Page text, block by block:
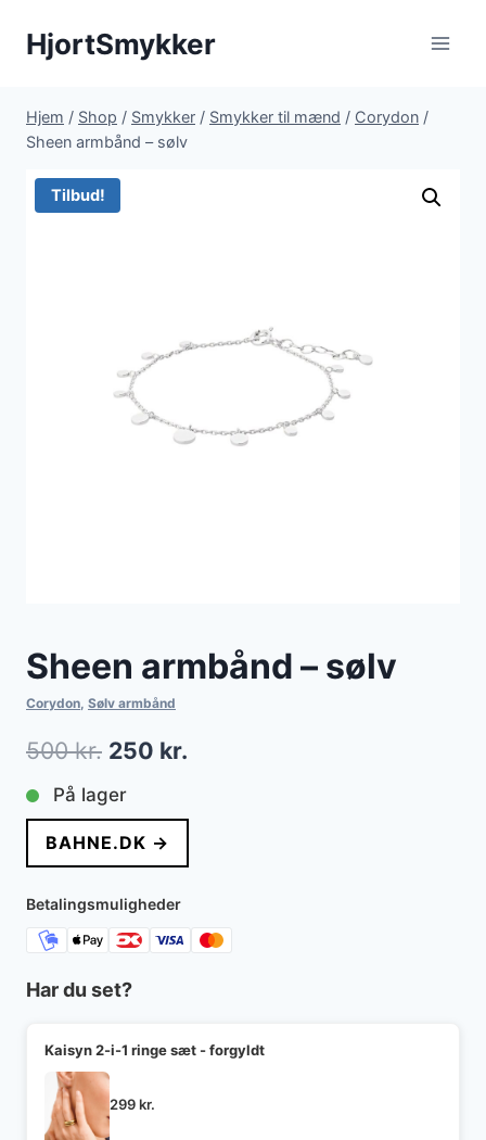
HjortSmykker
Hjem / Shop / Smykker / Smykker til mænd / Corydon /
Sheen armbånd – sølv
Tilbud!
Sheen armbånd – sølv
Corydon, Sølv armbånd
500kr. Den
oprindelige
pris
var:
500 kr..
250 kr.
pris
er:
På lager
BAHNE.DK →
Betalingsmuligheder
Har du set?
Kaisyn 2-i-1 ringe sæt - forgyldt
299kr.